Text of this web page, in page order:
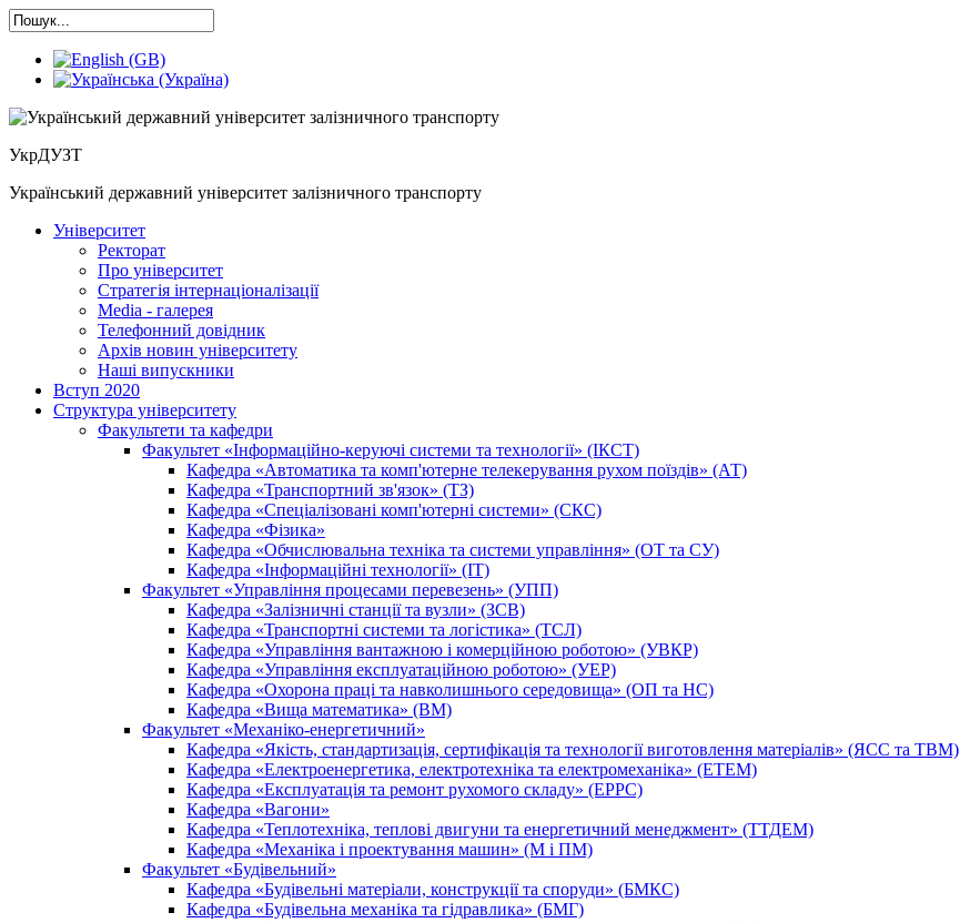
УкрДУЗТ
Український державний університет залізничного транспорту
Університет
Ректорат
Про університет
Cтратегія інтернаціоналізації
Media - галерея
Телефонний довідник
Архів новин університету
Наші випускники
Вступ 2020
Структура університету
Факультети та кафедри
Факультет «Інформаційно-керуючі системи та технології» (ІКСТ)
Кафедра «Автоматика та комп'ютерне телекерування рухом поїздів» (АТ)
Кафедра «Транспортний зв'язок» (ТЗ)
Кафедра «Спеціалізовані комп'ютерні системи» (СКС)
Кафедра «Фізика»
Кафедра «Обчислювальна техніка та системи управління» (ОТ та СУ)
Кафедра «Інформаційні технології» (ІТ)
Факультет «Управління процесами перевезень» (УПП)
Кафедра «Залізничні станції та вузли» (ЗСВ)
Кафедра «Транспортні системи та логістика» (ТСЛ)
Кафедра «Управління вантажною і комерційною роботою» (УВКР)
Кафедра «Управління експлуатаційною роботою» (УЕР)
Кафедра «Охорона праці та навколишнього середовища» (ОП та НС)
Кафедра «Вища математика» (ВМ)
Факультет «Механіко-енергетичний»
Кафедра «Якість, стандартизація, сертифікація та технології виготовлення матеріалів» (ЯСС та ТВМ)
Кафедра «Електроенергетика, електротехніка та електромеханіка» (ЕТЕМ)
Кафедра «Експлуатація та ремонт рухомого складу» (ЕРРС)
Кафедра «Вагони»
Кафедра «Теплотехніка, теплові двигуни та енергетичний менеджмент» (ТТДЕМ)
Кафедра «Механіка і проектування машин» (М і ПМ)
Факультет «Будівельний»
Кафедра «Будівельні матеріали, конструкції та споруди» (БМКС)
Кафедра «Будівельна механіка та гідравлика» (БМГ)